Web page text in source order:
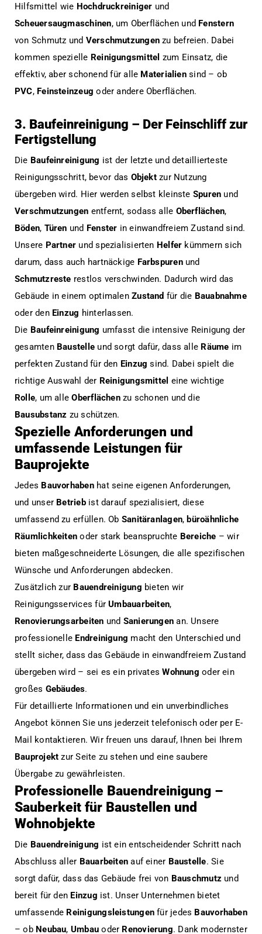
Hilfsmittel wie Hochdruckreiniger und
Scheuersaugmaschinen, um Oberflächen und Fenstern
von Schmutz und Verschmutzungenzu befreien. Dabei
kommen spezielle Reinigungsmittel zum Einsatz, die
effektiv, aber schonend für alle Materialiensind – ob
PVC, Feinsteinzeug oder andere Oberflächen.
3. Baufeinreinigung – Der Feinschliff zur
Fertigstellung
Die Baufeinreinigung ist der letzte und detaillierteste
Reinigungsschritt, bevor das Objektzur Nutzung
übergeben wird. Hier werden selbst kleinste Spuren und
Verschmutzungen entfernt, sodass alle Oberflächen,
Böden, Türen und Fenster in einwandfreiem Zustand sind.
Unsere Partner und spezialisierten Helfer kümmern sich
darum, dass auch hartnäckige Farbspurenund
Schmutzreste restlos verschwinden. Dadurch wird das
Gebäude in einem optimalenZustand für die Bauabnahme
oder den Einzug hinterlassen.
Die Baufeinreinigung umfasst die intensive Reinigung der
gesamten Baustelle und sorgt dafür, dass alle Räume im
perfekten Zustand für den Einzug sind. Dabei spielt die
richtige Auswahl der Reinigungsmittel eine wichtige
Rolle, um alleOberflächenzu schonen und die
Bausubstanz zu schützen.
Spezielle Anforderungen und
umfassende Leistungen für
Bauprojekte
Jedes Bauvorhabenhat seine eigenen Anforderungen,
und unser Betriebist darauf spezialisiert, diese
umfassend zu erfüllen. Ob Sanitäranlagen, büroähnliche
Räumlichkeiten oder stark beanspruchte Bereiche – wir
bieten maßgeschneiderte Lösungen, die alle spezifischen
Wünsche und Anforderungen abdecken.
Zusätzlich zur Bauendreinigung bieten wir
Reinigungsservices fürUmbauarbeiten,
Renovierungsarbeiten und Sanierungen an. Unsere
professionelle Endreinigung macht den Unterschied und
stellt sicher, dass das Gebäude in einwandfreiem Zustand
übergeben wird – sei es ein privatesWohnung oder ein
großes Gebäudes.
Für detaillierte Informationen und ein unverbindliches
Angebot können Sie uns jederzeit telefonisch oder per E-
Mail kontaktieren. Wir freuen uns darauf, Ihnen bei Ihrem
Bauprojekt zur Seite zu stehen und eine saubere
Übergabe zu gewährleisten.
Professionelle Bauendreinigung –
Sauberkeit für Baustellen und
Wohnobjekte
Die Bauendreinigung ist ein entscheidender Schritt nach
Abschluss aller Bauarbeiten auf einer Baustelle. Sie
sorgt dafür, dass das Gebäude frei von Bauschmutz und
bereit für den Einzug ist. Unser Unternehmen bietet
umfassende Reinigungsleistungenfür jedes Bauvorhaben
– ob Neubau, Umbau oder Renovierung. Dank modernster